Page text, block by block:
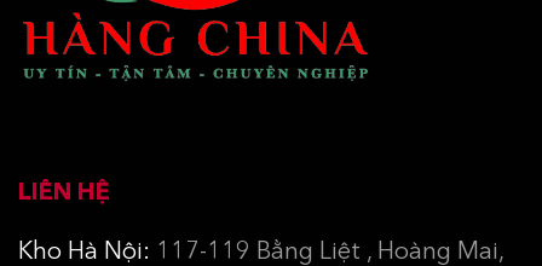
LIÊN HỆ
Kho Hà Nội: 117-119 Bằng Liệt , Hoàng Mai,